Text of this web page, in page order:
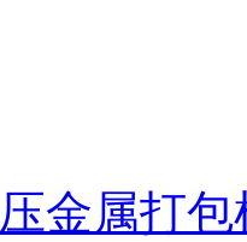
金属打包